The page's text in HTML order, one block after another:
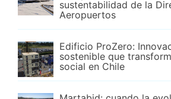
sustentabilidad de la
Aeropuertos
Edificio ProZero:
sostenible que
social en Chile